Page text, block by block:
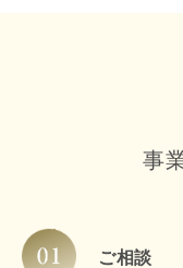
事
ご相談